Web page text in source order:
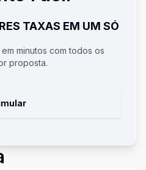
TAXAS EM UM SÓ
minutos com todos os
proposta.